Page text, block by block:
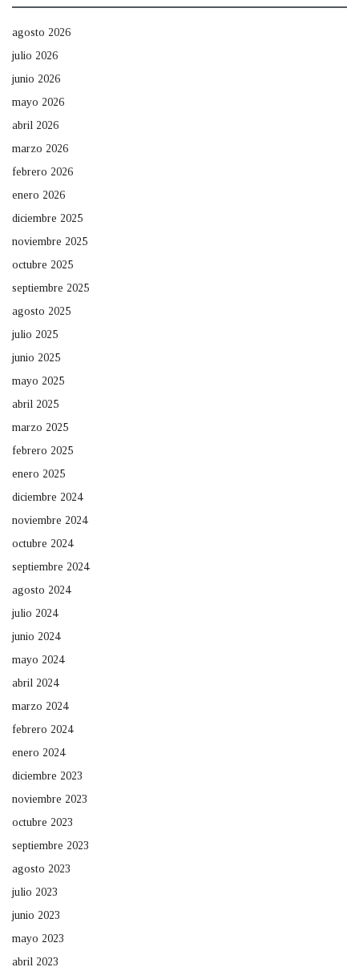
agosto 2026
julio 2026
junio 2026
mayo 2026
abril 2026
marzo 2026
febrero 2026
enero 2026
diciembre 2025
noviembre 2025
octubre 2025
septiembre 2025
agosto 2025
julio 2025
junio 2025
mayo 2025
abril 2025
marzo 2025
febrero 2025
enero 2025
diciembre 2024
noviembre 2024
octubre 2024
septiembre 2024
agosto 2024
julio 2024
junio 2024
mayo 2024
abril 2024
marzo 2024
febrero 2024
enero 2024
diciembre 2023
noviembre 2023
octubre 2023
septiembre 2023
agosto 2023
julio 2023
junio 2023
mayo 2023
abril 2023